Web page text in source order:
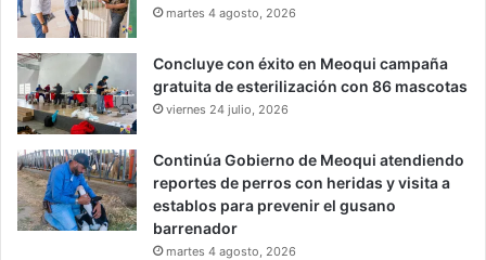
martes 4 agosto, 2026
Concluye con éxito en Meoqui campaña
gratuita de esterilización con 86 mascotas
viernes 24 julio, 2026
Continúa Gobierno de Meoqui atendiendo
reportes de perros con heridas y visita a
establos para prevenir el gusano
barrenador
martes 4 agosto, 2026